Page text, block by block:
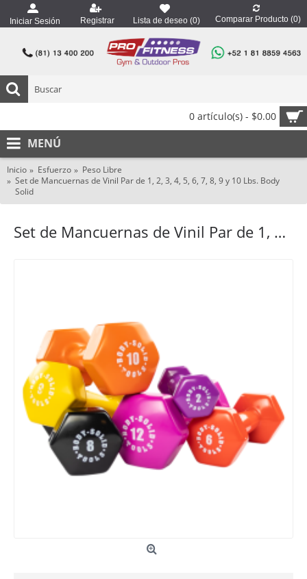
Iniciar Sesión Registrar Lista de deseo (0) Comparar Producto (0)
0 artículo(s) - $0.00
MENÚ
Inicio Esfuerzo
Peso Libre
Set de Mancuernas de Vinil Par de 1, 2, 3, 4, 5, 6, 7, 8, 9 y 10 Lbs. Body
Solid
Set de Mancuernas de Vinil Par de 1, 2, 3, 4, 5, 6, 7, 8, 9 y 10 Lbs. Body Solid